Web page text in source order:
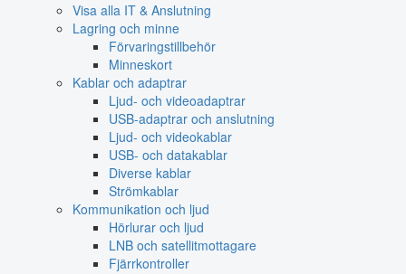
Visa alla IT & Anslutning
Lagring och minne
Förvaringstillbehör
Minneskort
Kablar och adaptrar
Ljud- och videoadaptrar
USB-adaptrar och anslutning
Ljud- och videokablar
USB- och datakablar
Diverse kablar
Strömkablar
Kommunikation och ljud
Hörlurar och ljud
LNB och satellitmottagare
Fjärrkontroller